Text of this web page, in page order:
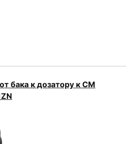
бака к дозатору к СМ